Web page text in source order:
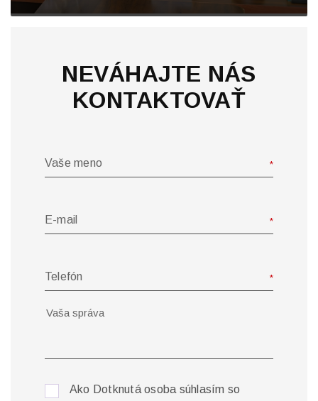
NEVÁHAJTE NÁS
KONTAKTOVAŤ
Vaše meno
E-mail
Telefón
Ako Dotknutá osoba súhlasím so